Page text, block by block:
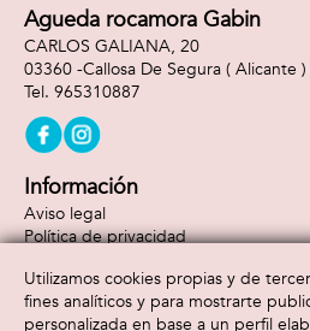
Agueda rocamora Gabin
CARLOS GALIANA, 20
03360 -Callosa De Segura ( Alicante )
965310887
Información
Aviso legal
Política de privacidad
Formas de pago
Utilizamos cookies propias y de
fines analíticos y para mostrarte
personalizada en base a un perfil